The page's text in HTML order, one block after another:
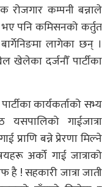
रोजगार कम्पनी बन्नाले
पनि कमिसनको कर्तुत
लागेका छन् ।
खेलेका दर्जनौँ पार्टीका
कार्यकर्ताको सभ्य
गाईजात्रा
प्राणि बन्ने प्रेरणा मिल्ने
अर्को गाई जात्राको
है ! सहकारी जात्रा जाती